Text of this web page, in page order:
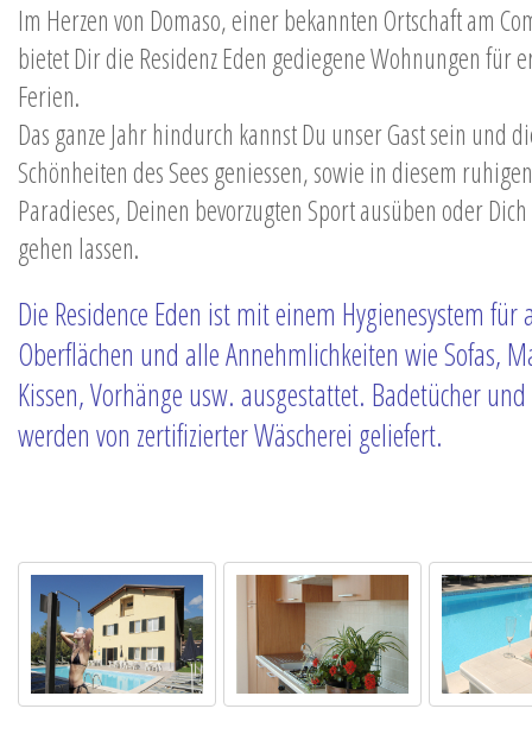
Im Herzen von Domaso, einer bekannten Ortschaft am
bietet Dir die Residenz Eden gediegene Wohnungen für
Ferien.
Das ganze Jahr hindurch kannst Du unser Gast sein und
Schönheiten des Sees geniessen, sowie in diesem
Paradieses, Deinen bevorzugten Sport ausüben oder
gehen lassen.
Die Residence Eden ist mit einem Hygienesystem für
Oberflächen und alle Annehmlichkeiten wie Sofas,
Kissen, Vorhänge usw. ausgestattet. Badetücher
werden von zertifizierter Wäscherei geliefert.